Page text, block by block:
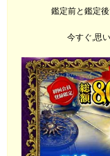
鑑定前と鑑定
今すぐ,思